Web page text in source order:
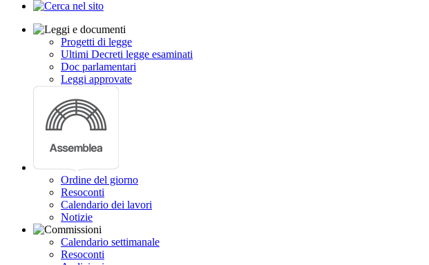
Progetti di legge
Ultimi Decreti legge esaminati
Doc parlamentari
Leggi approvate
Ordine del giorno
Resoconti
Calendario dei lavori
Notizie
Calendario settimanale
Resoconti